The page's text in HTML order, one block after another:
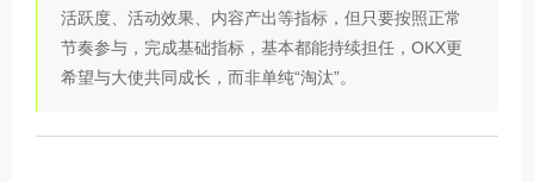
活跃度、活动效果、内容产出等指标，但只要按照正常
节奏参与，完成基础指标，基本都能持续担任，OKX更
希望与大使共同成长，而非单纯“淘汰”。